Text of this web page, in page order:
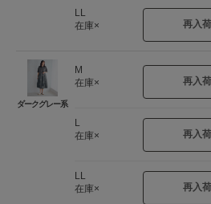
LL
在庫×
再入
ダークグレー系
M
在庫×
再入
L
在庫×
再入
LL
在庫×
再入